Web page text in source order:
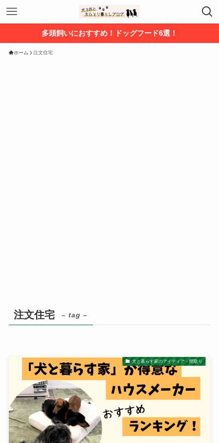
多頭飼いにおすすめ！ドッグフード6選！
ホーム 注文住宅
注文住宅 – tag –
犬と暮らす家のアイディア・間取り